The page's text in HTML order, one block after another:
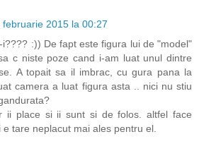
februarie 2015 la 00:27
i???? :)) De fapt este figura lui de "model"
c niste poze cand i-am luat unul dintre
A topait sa il imbrac, cu gura pana la
camera a luat figura asta .. nici nu stiu
ii place si ii sunt si de folos. altfel face
tare neplacut mai ales pentru el.